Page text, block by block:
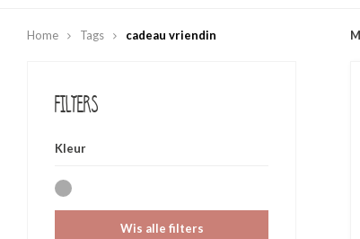
Home Tags cadeau vriendin
Filters
Kleur
Wis alle filters